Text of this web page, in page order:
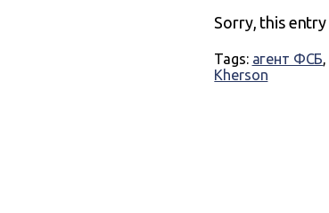
Sorry, this entry
Tags: агент ФСБ
Kherson